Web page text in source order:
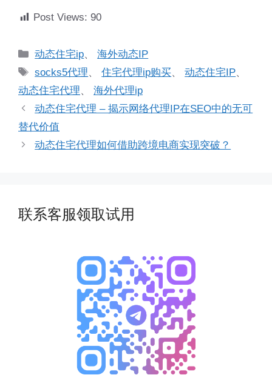
Post Views: 90
分
类
动态住宅ip、海外动态IP
标
签
socks5代理、住宅代理ip购买、动态住宅IP、
动态住宅代理、 海外代理ip
动态住宅代理 – 揭示网络代理IP在SEO中的无可
替代价值
动态住宅代理如何借助跨境电商实现突破？
联系客服领取试用